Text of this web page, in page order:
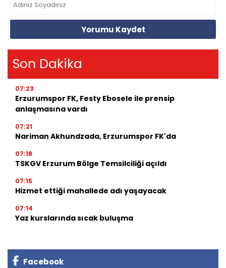
Yorumu Kaydet
Son Dakika
07:23
Erzurumspor FK, Festy Ebosele ile prensip
anlaşmasına vardı
07:21
Nariman Akhundzada, Erzurumspor FK'da
07:18
TSKGV Erzurum Bölge Temsilciliği açıldı
07:15
Hizmet ettiği mahallede adı yaşayacak
07:14
Yaz kurslarında sıcak buluşma
Facebook